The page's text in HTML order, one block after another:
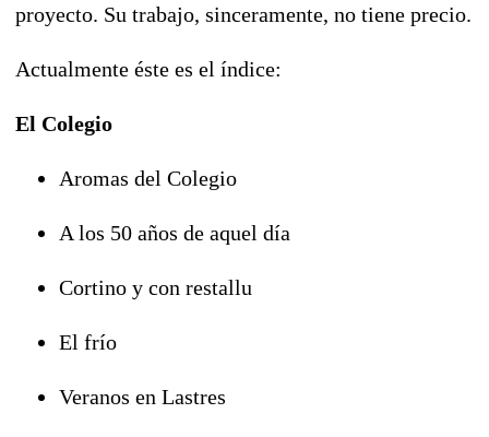
proyecto. Su trabajo, sinceramente, no tiene precio.
Actualmente éste es el índice:
El Colegio
Aromas del Colegio
A los 50 años de aquel día
Cortino y con restallu
El frío
Veranos en Lastres